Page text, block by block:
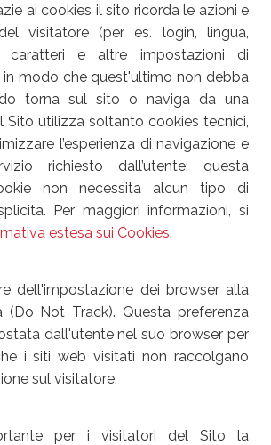
ai cookies il sito ricorda le azioni e
visitatore (per es. login, lingua,
caratteri e altre impostazioni di
in modo che quest'ultimo non debba
torna sul sito o naviga da una
Sito utilizza soltanto cookies tecnici,
l’esperienza di navigazione e
richiesto dall’utente; questa
non necessita alcun tipo di
Per maggiori informazioni, si
estesa sui Cookies.
dell'impostazione dei browser alla
(Do Not Track). Questa preferenza
dall'utente nel suo browser per
i siti web visitati non raccolgano
sul visitatore.
per i visitatori del Sito la